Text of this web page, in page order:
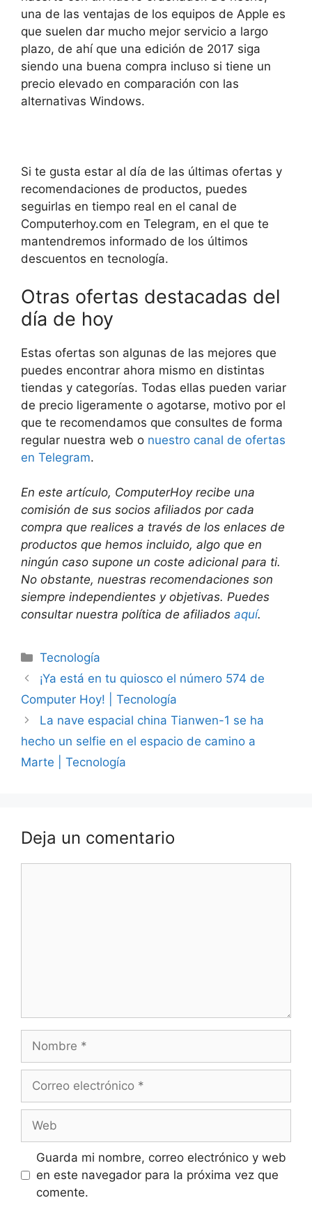
una de las ventajas de los equipos de Apple es
que suelen dar mucho mejor servicio a largo
plazo, de ahí que una edición de 2017 siga
siendo una buena compra incluso si tiene un
precio elevado en comparación con las
alternativas Windows.
Si te gusta estar al día de las últimas ofertas y
recomendaciones de productos, puedes
seguirlas en tiempo real en el canal de
Computerhoy.com en Telegram, en el que te
mantendremos informado de los últimos
descuentos en tecnología.
Otras ofertas destacadas del
día de hoy
Estas ofertas son algunas de las mejores que
puedes encontrar ahora mismo en distintas
tiendas y categorías. Todas ellas pueden variar
de precio ligeramente o agotarse, motivo por el
que te recomendamos que consultes de forma
regular nuestra web o nuestro canal de ofertas
en Telegram.
En este artículo, ComputerHoy recibe una
comisión de sus socios afiliados por cada
compra que realices a través de los enlaces de
productos que hemos incluido, algo que en
ningún caso supone un coste adicional para ti.
No obstante, nuestras recomendaciones son
siempre independientes y objetivas. Puedes
consultar nuestra política de afiliados aquí.
Categorías
Tecnología
¡Ya está en tu quiosco el número 574 de
Computer Hoy! | Tecnología
La nave espacial china Tianwen-1 se ha
hecho un selfie en el espacio de camino a
Marte | Tecnología
Deja un comentario
Nombre
Correo
Web
Guarda mi nombre, correo electrónico y web
en este navegador para la próxima vez que
comente.